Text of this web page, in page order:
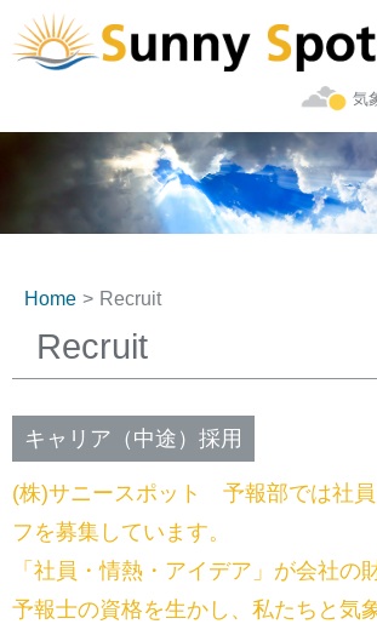
気
Home Recruit
Recruit
キャリア（中途）採用
(株)サニースポット 予報部では社員
フを募集しています。
「社員・情熱・アイデア」が会社の
予報士の資格を生かし、私たちと気